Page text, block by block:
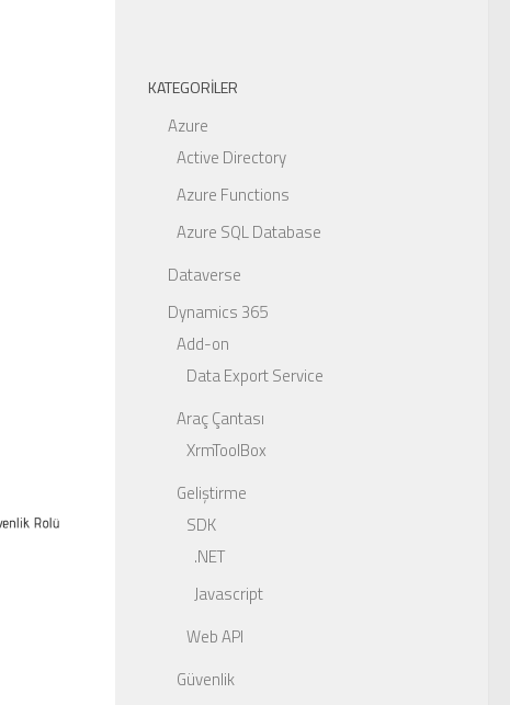
KATEGORILER
Azure
Active Directory
Azure Functions
Azure SQL Database
Dataverse
Dynamics 365
Add-on
Data Export Service
Araç Çantası
XrmToolBox
Geliştirme
SDK
.NET
Javascript
Web API
Güvenlik